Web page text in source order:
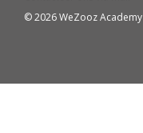
© 2026 WeZooz Academy